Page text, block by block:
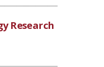
Research